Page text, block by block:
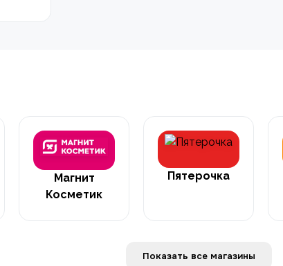
Магнит
Косметик
Пятерочка
Показать все магазины